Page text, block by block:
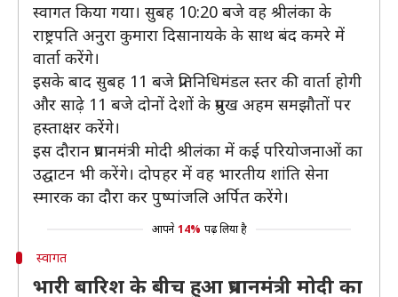
स्वागत किया गया। सुबह 10:20 बजे वह श्रीलंका के
राष्ट्रपति अनुरा कुमारा दिसानायके के साथ बंद कमरे में
वार्ता करेंगे।
इसके बाद सुबह 11 बजे प्रतिनिधिमंडल स्तर की वार्ता होगी
और साढ़े 11 बजे दोनों देशों के प्रमुख अहम समझौतों पर
हस्ताक्षर करेंगे।
इस दौरान प्रधानमंत्री मोदी श्रीलंका में कई परियोजनाओं का
उद्घाटन भी करेंगे। दोपहर में वह भारतीय शांति सेना
स्मारक का दौरा कर पुष्पांजलि अर्पित करेंगे।
आपने 14% पढ़ लिया है
स्वागत
भारी बारिश के बीच हुआ प्रधानमंत्री मोदी का